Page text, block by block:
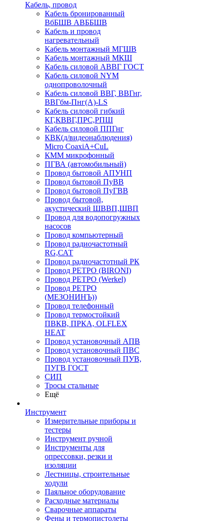
Кабель, провод
Кабель бронированный
ВбБШВ АВББШВ
Кабель и провод
нагревательный
Кабель монтажный МГШВ
Кабель монтажный МКШ
Кабель силовой АВВГ ГОСТ
Кабель силовой NYM
однопроволочный
Кабель силовой ВВГ, ВВГнг,
ВВГбм-Пнг(А)-LS
Кабель силовой гибкий
КГ,КВВГ,ПРС,РПШ
Кабель силовой ППГнг
КВК(д/видеонаблюдения)
Micro CoaxiA+CuL
КММ микрофонный
ПГВА (автомобильный)
Провод бытовой АПУНП
Провод бытовой ПуВВ
Провод бытовой ПуГВВ
Провод бытовой,
акустический ШВВП,ШВП
Провод для водопогружных
насосов
Провод компьютерный
Провод радиочастотный
RG,САТ
Провод радиочастотный РК
Провод РЕТРО (BIRONI)
Провод РЕТРО (Werkel)
Провод РЕТРО
(МЕЗОНИНЪ))
Провод телефонный
Провод термостойкий
ПВКВ, ПРКА, OLFLEX
HEAT
Провод установочный АПВ
Провод установочный ПВС
Провод установочный ПУВ,
ПУГВ ГОСТ
СИП
Тросы стальные
Ещё
Инструмент
Измерительные приборы и
тестеры
Инструмент ручной
Инструменты для
опрессовки, резки и
изоляции
Лестницы, строительные
ходули
Паяльное оборудование
Расходные материалы
Сварочные аппараты
Фены и термопистолеты